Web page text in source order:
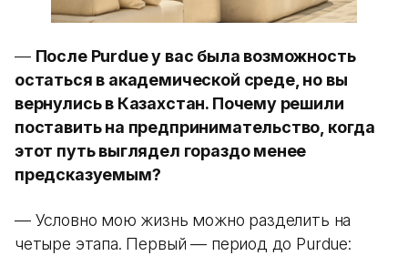
— После Purdue у вас была возможность
остаться в академической среде, но вы
вернулись в Казахстан. Почему решили
поставить на предпринимательство, когда
этот путь выглядел гораздо менее
предсказуемым?
— Условно мою жизнь можно разделить на
четыре этапа. Первый — период до Purdue: